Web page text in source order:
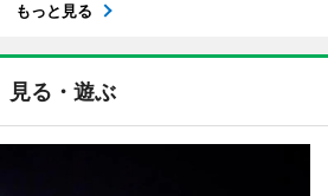
もっと見る
見る・遊ぶ